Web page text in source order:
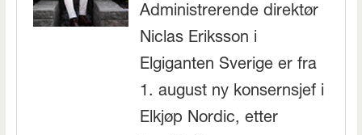
Administrerende direktør
Niclas Eriksson i
Elgiganten Sverige er fra
1. august ny konsernsjef i
Elkjøp Nordic, etter